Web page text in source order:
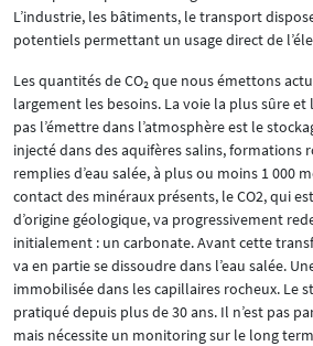
L’industrie, les bâtiments, le transport
potentiels permettant un usage direct de
Les quantités de CO₂ que nous émettons
largement les besoins. La voie la plus sûre
pas l’émettre dans l’atmosphère est le
injecté dans des aquifères salins, formations
remplies d’eau salée, à plus ou moins 1 000
contact des minéraux présents, le CO2, qui
d’origine géologique, va progressivement
initialement : un carbonate. Avant cette
va en partie se dissoudre dans l’eau salée.
immobilisée dans les capillaires rocheux. Le
pratiqué depuis plus de 30 ans. Il n’est pas
mais nécessite un monitoring sur le long